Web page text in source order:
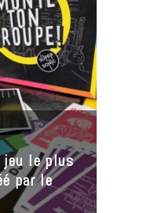
jeu le plus
par le